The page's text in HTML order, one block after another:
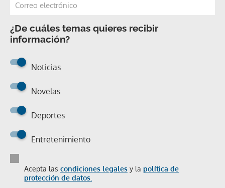
¿De cuáles temas quieres recibir
información?
Noticias
Novelas
Deportes
Entretenimiento
Acepta las condiciones legales y la política de
protección de datos.